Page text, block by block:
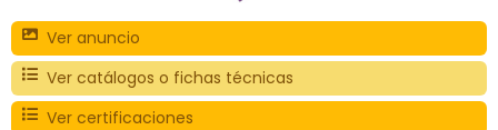
Ver anuncio
Ver catálogos o fichas técnicas
Ver certificaciones